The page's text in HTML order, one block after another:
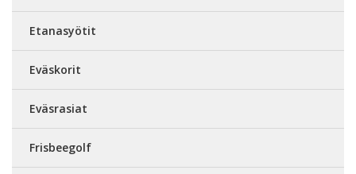
Etanasyötit
Eväskorit
Eväsrasiat
Frisbeegolf